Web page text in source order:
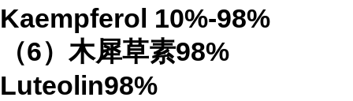
Kaempferol 10%-98%
（6）木犀草素98%
Luteolin98%